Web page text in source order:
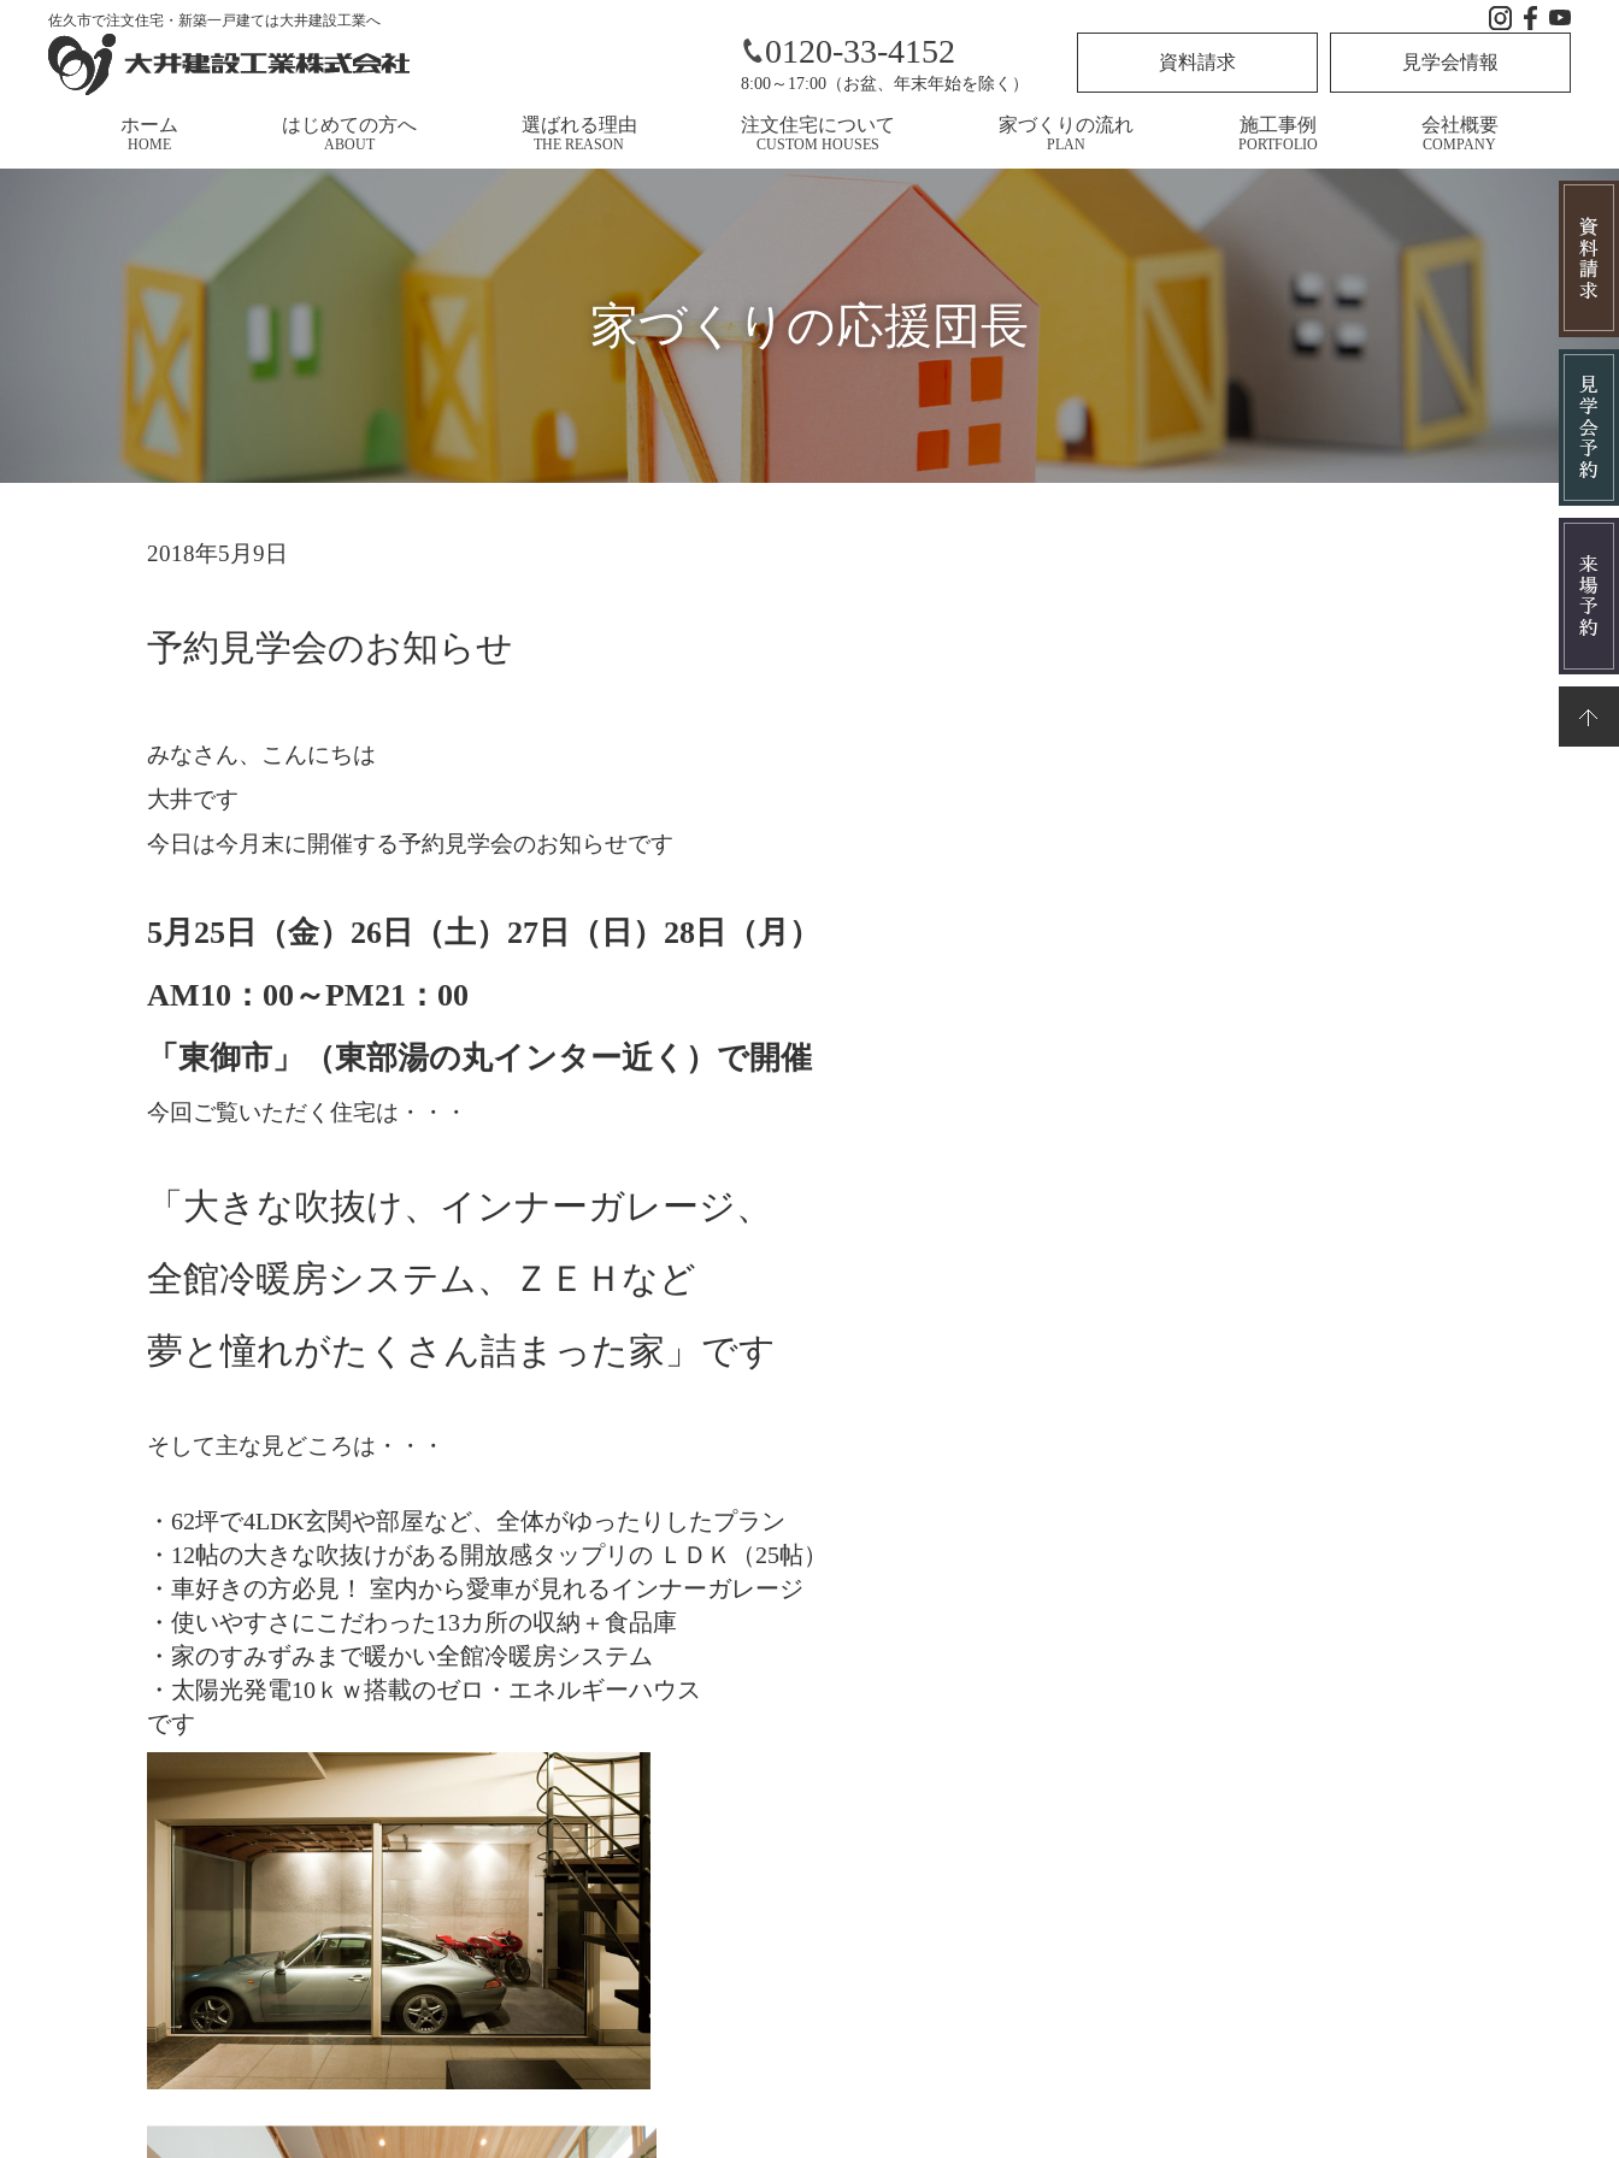
佐久市で注文住宅・新築一戸建ては大井建設工業へ
0120-33-4152
8:00～17:00（お盆、年末年始を除く）
資料請求 見学会情報
ホーム
HOME
はじめての方へ
ABOUT
選ばれる理由
THE REASON
注文住宅について
CUSTOM HOUSES
家づくりの流れ
PLAN
施工事例
PORTFOLIO
会社概要
COMPANY
家づくりの応援団長
トップページ > 家づくりの応援団長
2018年5月9日
予約見学会のお知らせ
みなさん、こんにちは
大井です
今日は今月末に開催する予約見学会のお知らせです
5月25日（金）26日（土）27日（日）28日（月）
AM10：00～PM21：00
「東御市」（東部湯の丸インター近く）で開催
今回ご覧いただく住宅は・・・
「大きな吹抜け、インナーガレージ、
全館冷暖房システム、ＺＥＨなど
夢と憧れがたくさん詰まった家」です
そして主な見どころは・・・
・62坪で4LDK玄関や部屋など、全体がゆったりしたプラン
・12帖の大きな吹抜けがある開放感タップリの ＬＤＫ（25帖）
・車好きの方必見！ 室内から愛車が見れるインナーガレージ
・使いやすさにこだわった13カ所の収納＋食品庫
・家のすみずみまで暖かい全館冷暖房システム
・太陽光発電10ｋｗ搭載のゼロ・エネルギーハウス
です